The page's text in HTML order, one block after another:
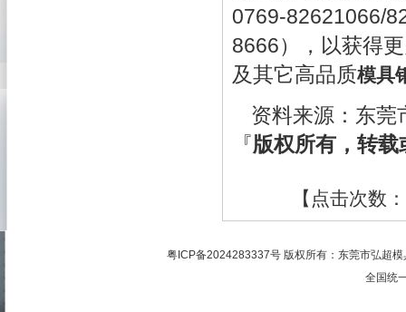
0769-82621066/
8666），以获得
及其它高品质模具
资料来源：东莞
『版权所有，转
【点击次数：
粤ICP备2024283337号 版权所有： 东莞市弘超
全国统